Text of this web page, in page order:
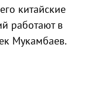
китайские
работают в
Мукамбаев.